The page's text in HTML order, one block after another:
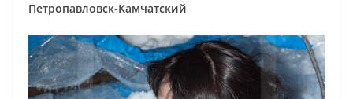
Петропавловск-Камчатский.